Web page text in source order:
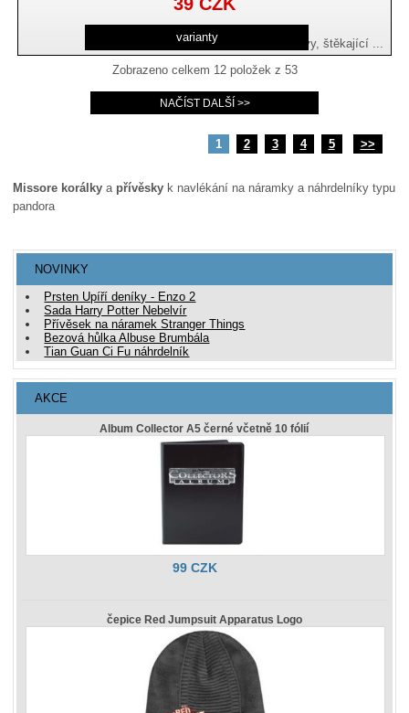
varianty
chodící srdce, láska a postavy, štěkající ...
Zobrazeno celkem 12položek z 53
1 2 3 4 5 >>
Missore korálky a přívěsky k navlékání na náramky a náhrdelníky typu
pandora
NOVINKY
Prsten Upíří deníky - Enzo 2
Sada Harry Potter Nebelvír
Přívěsek na náramek Stranger Things
Bezová hůlka Albuse Brumbála
Tian Guan Ci Fu náhrdelník
AKCE
Album Collector A5 černé včetně 10 fólií
99 CZK
čepice Red Jumpsuit Apparatus Logo